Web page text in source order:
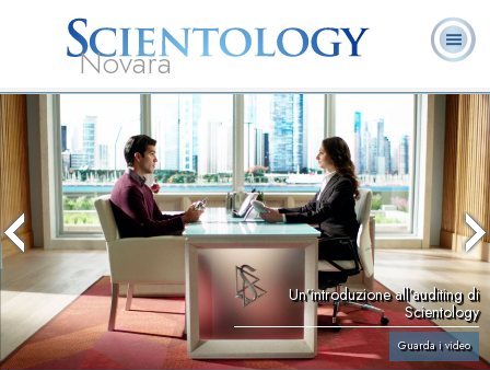
Novara
Fondatore
Che cos’è
Scientology?
Ministri
Volontari
Libri
Un’introduzione all’auditing di
Scientology
Guarda i video